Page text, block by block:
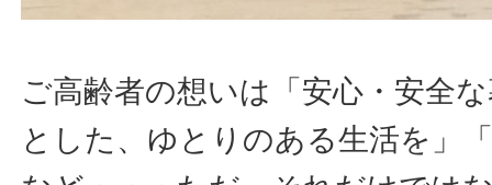
ご高齢者の想いは「安心・安全
とした、ゆとりのある生活を」